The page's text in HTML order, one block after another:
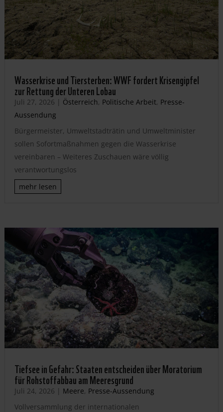
Wasserkrise und Tiersterben: WWF fordert Krisengipfel
zur Rettung der Unteren Lobau
Juli 27, 2026 | Österreich, Politische Arbeit, Presse-
Aussendung
Bürgermeister, Umweltstadträtin und Umweltminister
sollen Sofortmaßnahmen gegen die Wasserkrise
vereinbaren – Weiteres Zuschauen wäre völlig
verantwortungslos
mehr lesen
Tiefsee in Gefahr: Staaten entscheiden über Moratorium
für Rohstoffabbau am Meeresgrund
Juli 24, 2026 | Meere, Presse-Aussendung
Vollversammlung der internationalen